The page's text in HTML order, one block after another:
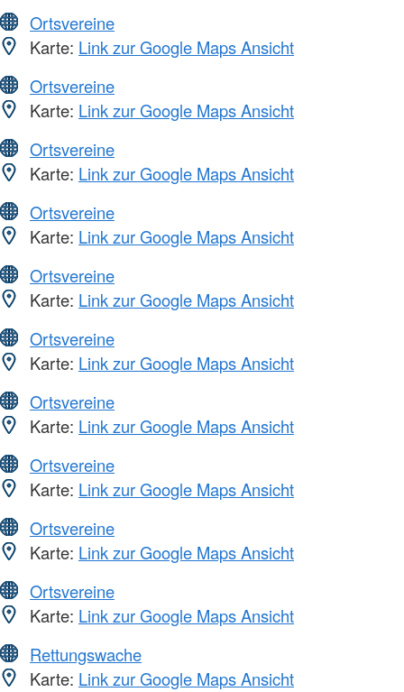
Ortsvereine
Karte: Link zur Google Maps Ansicht
Ortsvereine
Karte: Link zur Google Maps Ansicht
Ortsvereine
Karte: Link zur Google Maps Ansicht
Ortsvereine
Karte: Link zur Google Maps Ansicht
Ortsvereine
Karte: Link zur Google Maps Ansicht
Ortsvereine
Karte: Link zur Google Maps Ansicht
Ortsvereine
Karte: Link zur Google Maps Ansicht
Ortsvereine
Karte: Link zur Google Maps Ansicht
Ortsvereine
Karte: Link zur Google Maps Ansicht
Ortsvereine
Karte: Link zur Google Maps Ansicht
Rettungswache
Karte: Link zur Google Maps Ansicht